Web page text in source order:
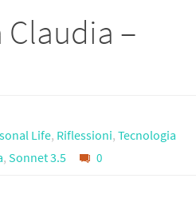
–
Life, Riflessioni, Tecnologia
, Sonnet 3.5 0